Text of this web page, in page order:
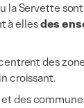
la Servette
à ellesdes
des
croissant.
des